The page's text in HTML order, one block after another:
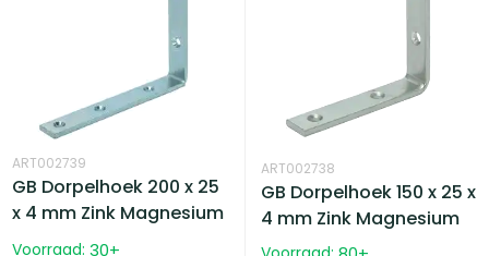
ART002739
GB Dorpelhoek 200 x 25
x 4 mm Zink Magnesium
Voorraad: 30+
ART002738
GB Dorpelhoek 150 x 25 x
4 mm Zink Magnesium